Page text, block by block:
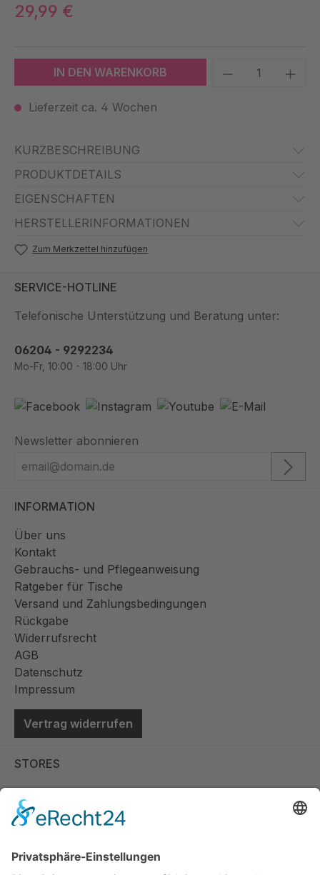
29,99 €
IN DEN WARENKORB Produkt
Lieferzeit ca. 4 Wochen
KURZBESCHREIBUNG
PRODUKTDETAILS
EIGENSCHAFTEN
HERSTELLERINFORMATIONEN
Zum Merkzettel hinzufügen
SERVICE-HOTLINE
Telefonische Unterstützung und Beratung unter:
06204 - 9292234
Mo-Fr, 10:00 - 18:00 Uhr
Newsletter abonnieren
INFORMATION
Über uns
Kontakt
Gebrauchs- und Pflegeanweisung
Ratgeber für Tische
Versand und Zahlungsbedingungen
Rückgabe
Widerrufsrecht
AGB
Datenschutz
Impressum
Vertrag widerrufen
STORES
Store Viernheim
Store Berlin
Handelspartner Köln
SICHERE BEZAHLUNG